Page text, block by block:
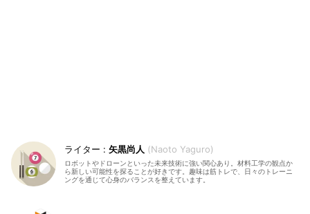
矢黒尚人 Naoto Yaguro
ロボットやドローンといった未来技術に強い関心あり。材料工学の観点か
ら新しい可能性を探ることが好きです。趣味は筋トレで、日々のトレーニ
ングを通じて心身のバランスを整えています。